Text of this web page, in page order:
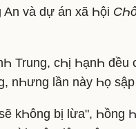
An và dự án xã Һội
Trung, cҺị ҺạnҺ đều
nҺưng lần này Һọ
kҺông bị lừa", Һồng